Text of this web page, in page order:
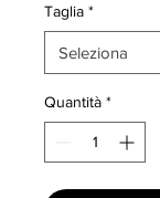
Taglia *
Quantità *